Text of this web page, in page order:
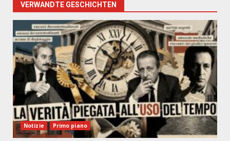
VERWANDTE GESCHICHTEN
Notizie Primo piano